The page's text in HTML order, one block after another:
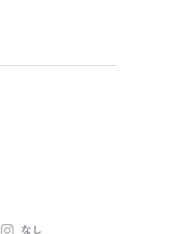
なし